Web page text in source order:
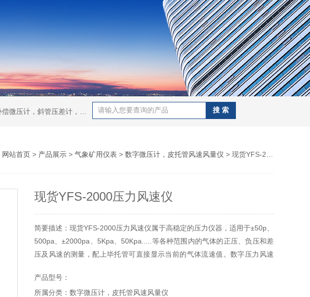
网站首页 > 产品展示 > 气象矿用仪表 > 数字微压计，皮托管风速风量仪 > 现货YFS-2000压力风速仪
现货YFS-2000压力风速仪
简要描述：现货YFS-2000压力风速仪属于高稳定的压力仪器，适用于±50p、
500pa、±2000pa、5Kpa、50Kpa.....等各种范围内的气体的正压、负压和差
压及风速的测量，配上毕托管可直接显示当前的气体流速值。数字压力风速
或标定压力的理想仪器。
产品型号：
所属分类：数字微压计，皮托管风速风量仪